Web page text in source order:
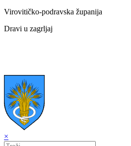
Virovitičko-podravska županija
Dravi u zagrljaj
×